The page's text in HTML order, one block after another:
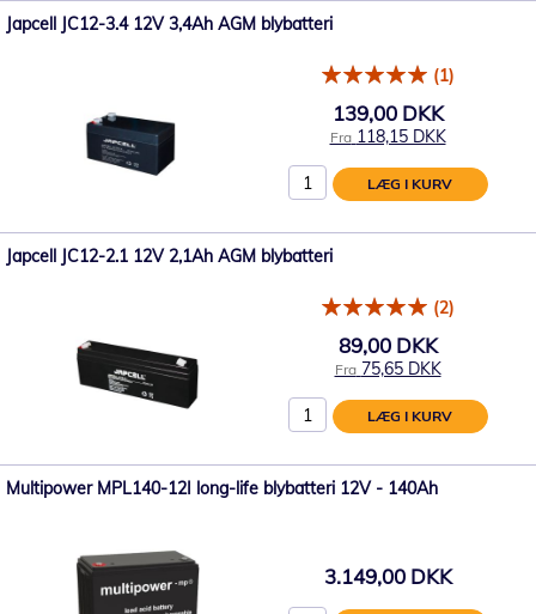
Japcell JC12-3.4 12V 3,4Ah AGM blybatteri
(1)
139,00 DKK
Fra 118,15 DKK
LÆG I KURV
Japcell JC12-2.1 12V 2,1Ah AGM blybatteri
(2)
89,00 DKK
Fra 75,65 DKK
LÆG I KURV
Multipower MPL140-12I long-life blybatteri 12V - 140Ah
3.149,00 DKK